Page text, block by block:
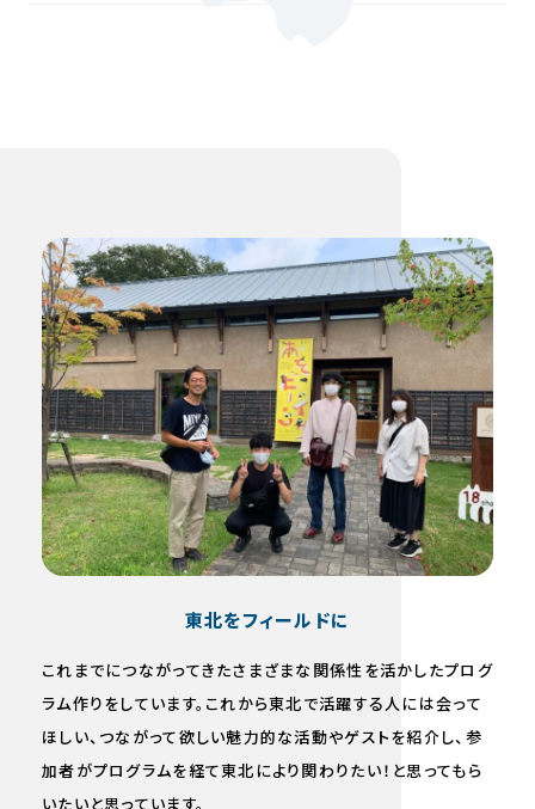
東北をフィールドに
これまでにつながってきたさまざまな関係性を活かしたプログ
ラム作りをしています。これから東北で活躍する人には会って
ほしい、つながって欲しい魅力的な活動やゲストを紹介し、参
加者がプログラムを経て東北により関わりたい！と思ってもら
いたいと思っています。